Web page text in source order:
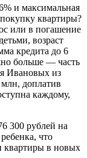
и максимальная
квартиры?
или в погашение
возраст
кредита до 6
больше — часть
Ивановых из
доплатив
каждому,
300 рублей на
что
квартиры в новых